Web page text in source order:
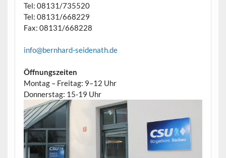
Tel: 08131/735520
Tel: 08131/668229
Fax: 08131/668228
info@bernhard-seidenath.de
Öffnungszeiten
Montag – Freitag: 9–12 Uhr
Donnerstag: 15-19 Uhr